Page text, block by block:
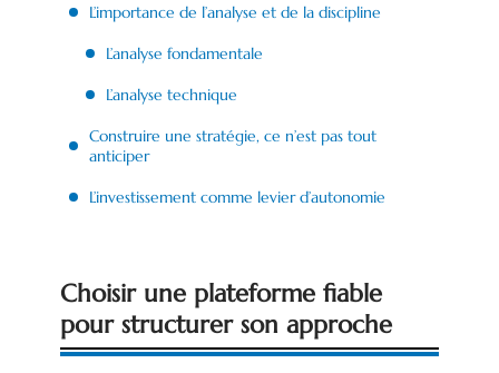
L’importance de l’analyse et de la discipline
L’analyse fondamentale
L’analyse technique
Construire une stratégie, ce n’est pas tout
anticiper
L’investissement comme levier d’autonomie
Choisir une plateforme fiable
pour structurer son approche